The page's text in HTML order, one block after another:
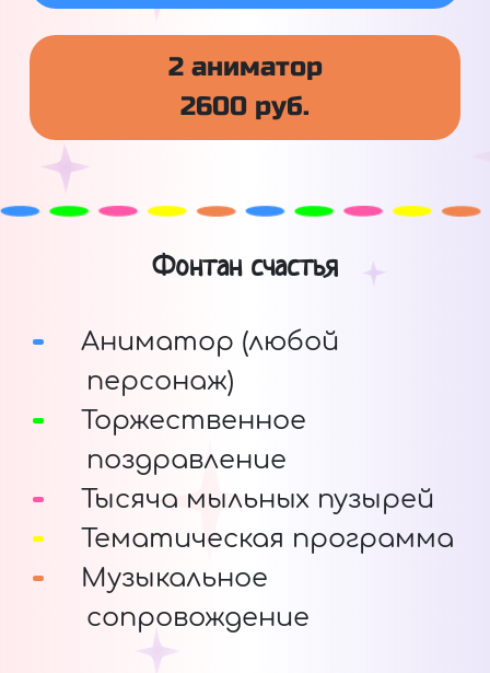
2 аниматор
2600 руб.
Фонтан счастья
Аниматор (любой
персонаж)
Торжественное
поздравление
Тысяча мыльных пузырей
Тематическая программа
Музыкальное
сопровождение